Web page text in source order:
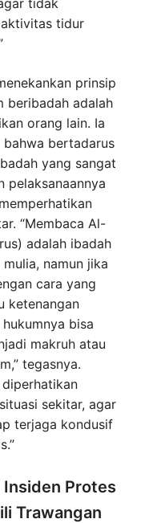
tidur
prinsip
beribadah adalah
orang lain. Ia
bahwa bertadarus
yang sangat
pelaksanaannya
“Membaca Al-
adalah ibadah
namun jika
cara yang
ketenangan
bisa
makruh atau
tegasnya.
diperhatikan
sekitar, agar
terjaga kondusif
Protes
Trawangan